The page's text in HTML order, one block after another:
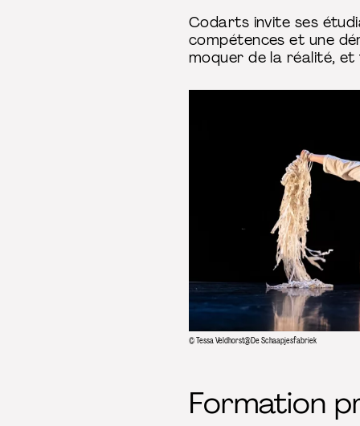
Codarts invite ses
compétences et une
moquer de la réalité,
© Tessa Veldhorst@De Schaapjesfabriek
Formation